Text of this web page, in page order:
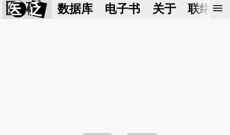
医 砭 数据库 电子书 关于 联络我
menu